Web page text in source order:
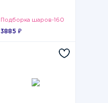
Подборка шаров-160
3885 ₽